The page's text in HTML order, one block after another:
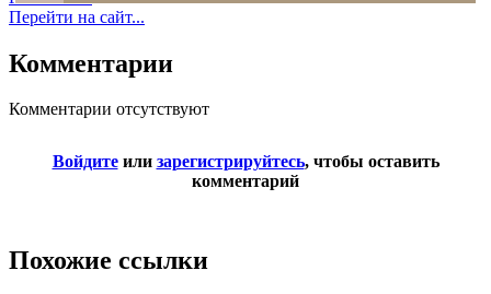
Перейти на сайт...
Комментарии
Комментарии отсутствуют
Войдитеили зарегистрируйтесь, чтобы оставить
комментарий
Похожие ссылки